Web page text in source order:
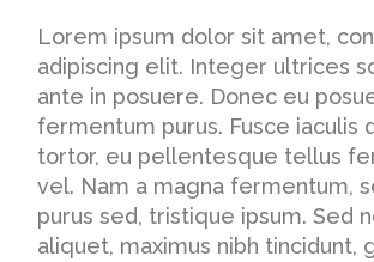
Lorem ipsum dolor sit amet,
adipiscing elit. Integer ultrices
ante in posuere. Donec eu
fermentum purus. Fusce iaculis
tortor, eu pellentesque tellus
vel. Nam a magna fermentum,
purus sed, tristique ipsum. Sed
aliquet, maximus nibh tincidunt,